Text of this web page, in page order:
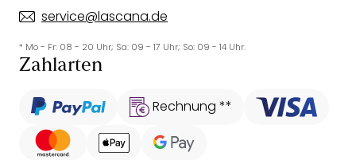
service@lascana.de
* Mo - Fr: 08 - 20 Uhr; Sa: 09 - 17 Uhr; So: 09 - 14 Uhr.
Zahlarten
Rechnung **